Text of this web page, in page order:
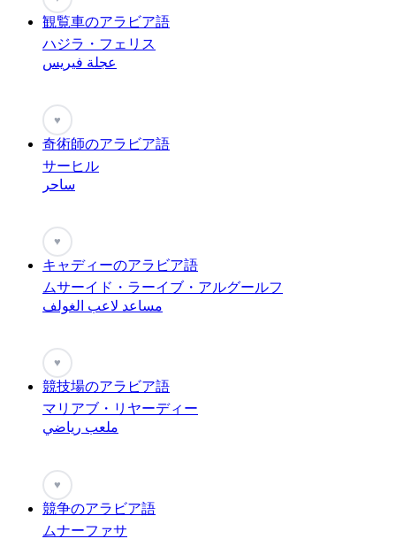
観覧車のアラビア語
ハジラ・フェリス
عجلة فيريس
♥
奇術師のアラビア語
サーヒル
ساحر
♥
キャディーのアラビア語
ムサーイド・ラーイブ・アルグールフ
مساعد لاعب الغولف
♥
競技場のアラビア語
マリアブ・リヤーディー
ملعب رياضي
♥
競争のアラビア語
ムナーファサ